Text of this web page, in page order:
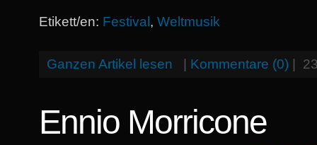
Etikett/en: Festival , Weltmusik
Ganzen Artikel lesen Kommentare (0)
Ennio Morricone